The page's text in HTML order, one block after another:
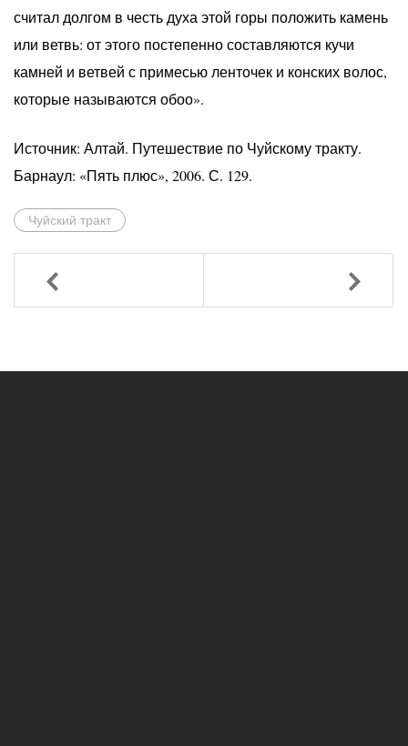
считал долгом в честь духа этой горы положить камень
или ветвь: от этого постепенно составляются кучи
камней и ветвей с примесью ленточек и конских волос,
которые называются обоо».
Источник: Алтай. Путешествие по Чуйскому тракту.
Барнаул: «Пять плюс», 2006. С. 129.
Чуйский тракт
Назад Вперед